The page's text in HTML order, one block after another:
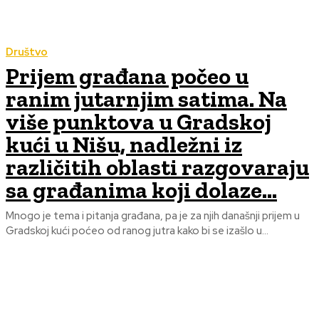
Društvo
Prijem građana počeo u
ranim jutarnjim satima. Na
više punktova u Gradskoj
kući u Nišu, nadležni iz
različitih oblasti razgovaraju
sa građanima koji dolaze...
Mnogo je tema i pitanja građana, pa je za njih današnji prijem u
Gradskoj kući poćeo od ranog jutra kako bi se izašlo u...